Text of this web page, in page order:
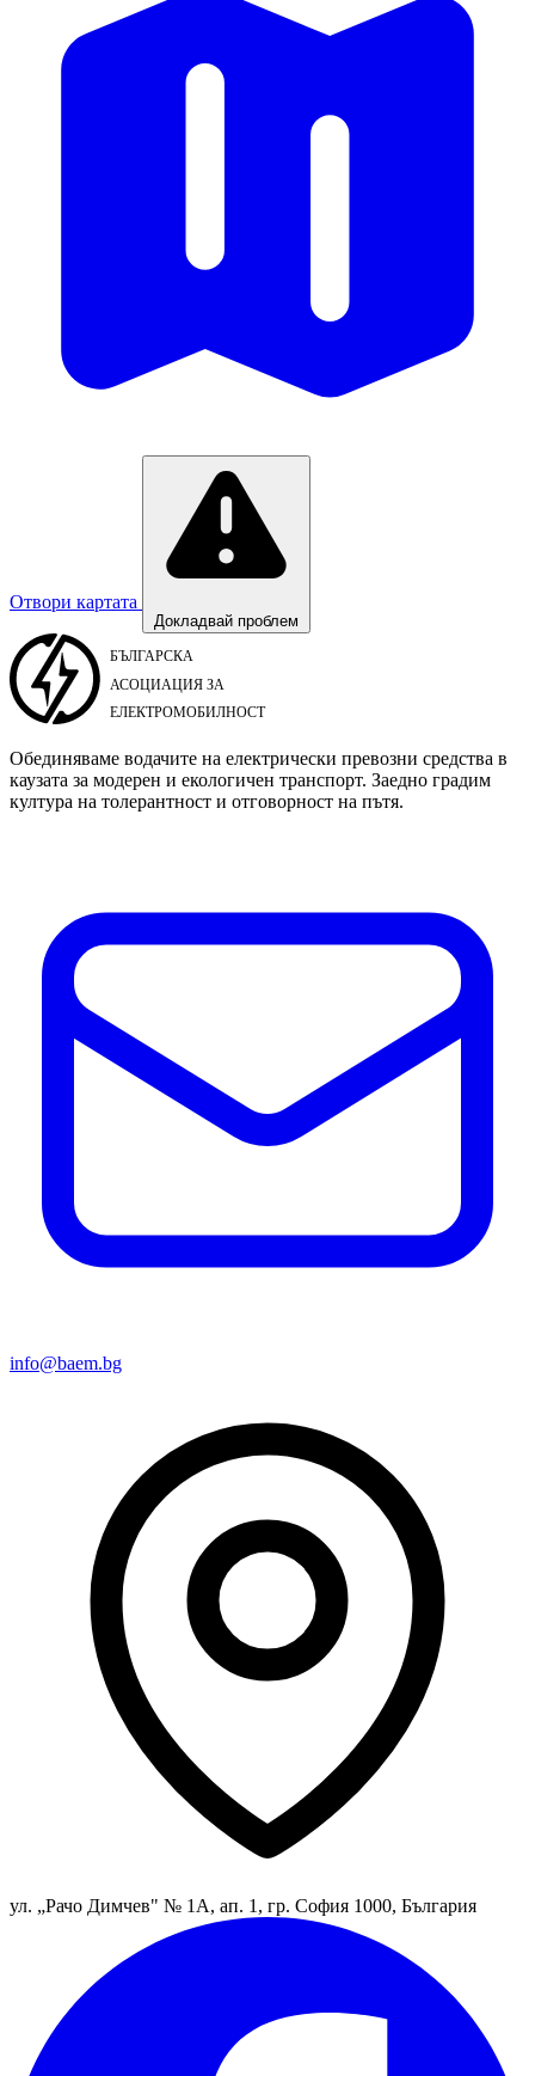
Отвори картата
Докладвай проблем
Обединяваме водачите на електрически превозни средства в
каузата за модерен и екологичен транспорт. Заедно градим
култура на толерантност и отговорност на пътя.
info@baem.bg
ул. „Рачо Димчев" № 1А, ап. 1, гр. София 1000, България